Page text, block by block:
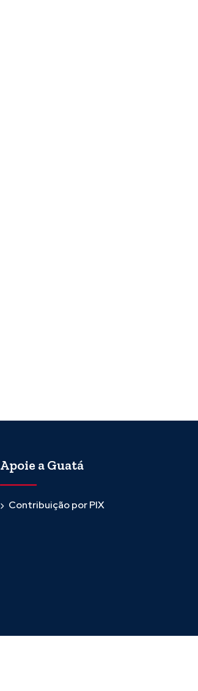
Apoie a Guatá
Contribuição por PIX